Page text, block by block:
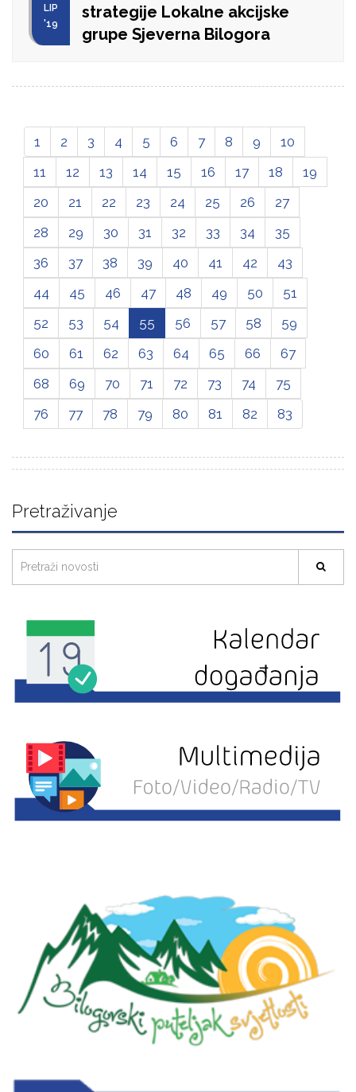
LIP
'19
strategije Lokalne akcijske
grupe Sjeverna Bilogora
1 2 3 4 5 6 7 8 9
10
11
12 13 14 15 16 17 18
19
20
21 22 23 24 25 26
27
28
29 30 31 32 33 34
35
36
37 38 39 40 41 42
43
44
45 46 47 48 49 50
51
52
53 54 55 56 57 58
59
60
61 62 63 64 65 66
67
68
69 70 71 72 73 74
75
76
77 78 79 80 81 82 83
Pretraživanje